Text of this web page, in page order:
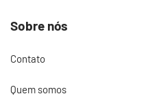
Sobre nós
Contato
Quem somos